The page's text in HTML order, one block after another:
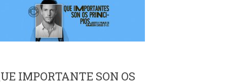
IMPORTANTE SON OS